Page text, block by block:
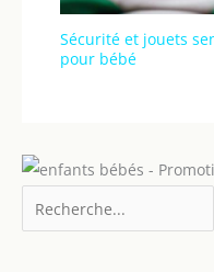
Sécurité et jouets
pour bébé